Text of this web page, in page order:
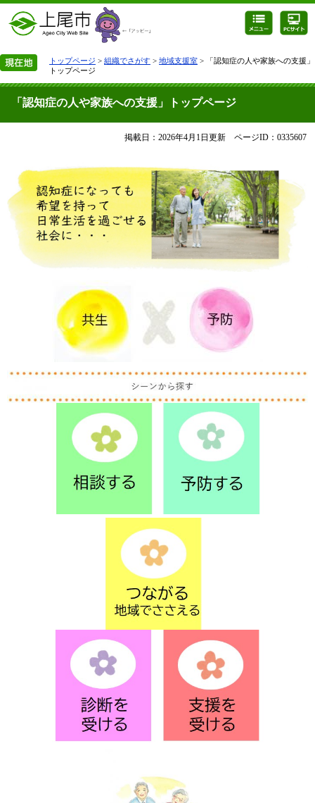
トップページ > 組織でさがす > 地域支援室 > 「認知症の人や家族への支援」
トップページ
「認知症の人や家族への支援」トップページ
掲載日：2026年4月1日更新 ページID：0335607